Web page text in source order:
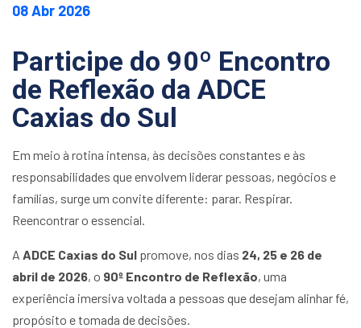
08 Abr 2026
Participe do 90º Encontro
de Reflexão da ADCE
Caxias do Sul
Em meio à rotina intensa, às decisões constantes e às
responsabilidades que envolvem liderar pessoas, negócios e
famílias, surge um convite diferente: parar. Respirar.
Reencontrar o essencial.
A ADCE Caxias do Sul promove, nos dias 24, 25 e 26 de
abril de 2026, o 90º Encontro de Reflexão, uma
experiência imersiva voltada a pessoas que desejam alinhar fé,
propósito e tomada de decisões.